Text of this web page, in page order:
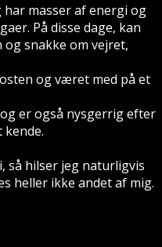
har masser af energi og
På disse dage, kan
og snakke om vejret,
og været med på et
er også nysgerrig efter
så hilser jeg naturligvis
heller ikke andet af mig.